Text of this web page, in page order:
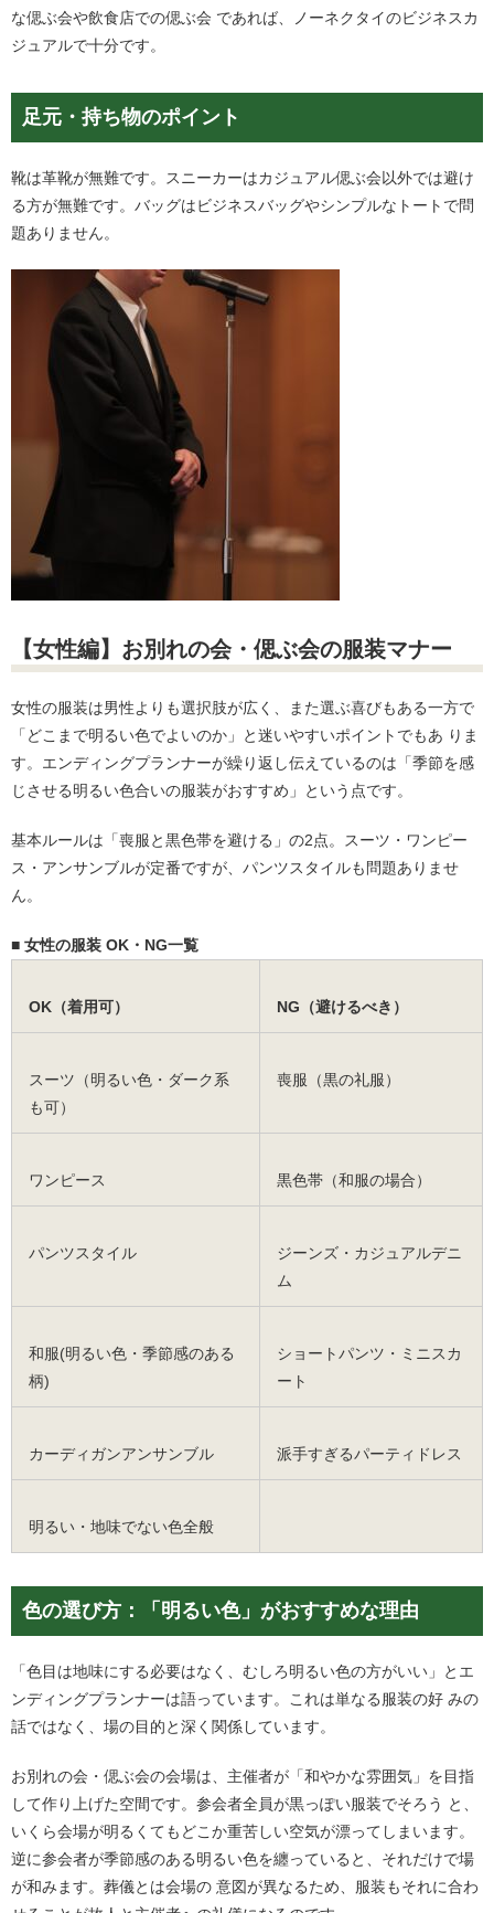
な偲ぶ会や飲食店での偲ぶ会 であれば、ノーネクタイのビジネスカ
ジュアルで十分です。
足元・持ち物のポイント
靴は革靴が無難です。スニーカーはカジュアル偲ぶ会以外では避け
る方が無難です。バッグはビジネスバッグやシンプルなトートで問
題ありません。
【女性編】お別れの会・偲ぶ会の服装マナー
女性の服装は男性よりも選択肢が広く、また選ぶ喜びもある一方で
「どこまで明るい色でよいのか」と迷いやすいポイントでもあ りま
す。エンディングプランナーが繰り返し伝えているのは「季節を感
じさせる明るい色合いの服装がおすすめ」という点です。
基本ルールは「喪服と黒色帯を避ける」の2点。スーツ・ワンピー
ス・アンサンブルが定番ですが、パンツスタイルも問題ありませ
ん。
■ 女性の服装 OK・NG一覧
OK（着用可） NG（避けるべき）
スーツ（明るい色・ダーク系
も可）
喪服（黒の礼服）
ワンピース 黒色帯（和服の場合）
パンツスタイル
ジーンズ・カジュアルデニ
ム
和服(明るい色・季節感のある
柄)
ショートパンツ・ミニスカ
ート
カーディガンアンサンブル 派手すぎるパーティドレス
明るい・地味でない色全般
色の選び方：「明るい色」がおすすめな理由
「色目は地味にする必要はなく、むしろ明るい色の方がいい」とエ
ンディングプランナーは語っています。これは単なる服装の好 みの
話ではなく、場の目的と深く関係しています。
お別れの会・偲ぶ会の会場は、主催者が「和やかな雰囲気」を目指
して作り上げた空間です。参会者全員が黒っぽい服装でそろう と、
いくら会場が明るくてもどこか重苦しい空気が漂ってしまいます。
逆に参会者が季節感のある明るい色を纏っていると、それだけで場
が和みます。葬儀とは会場の 意図が異なるため、服装もそれに合わ